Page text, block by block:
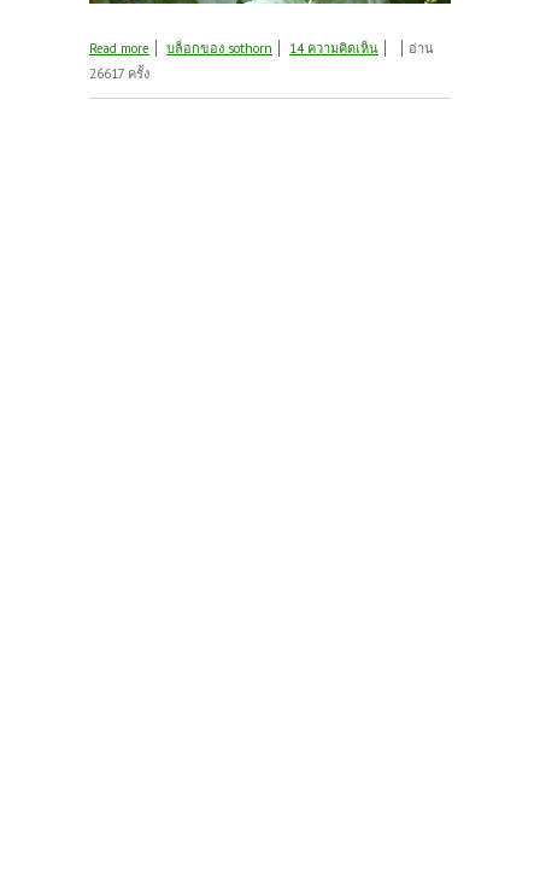
Read more about มะตูมซาอุ
บล็อกของ sothorn 14 ความคิดเห็น
อ่าน
26617 ครั้ง